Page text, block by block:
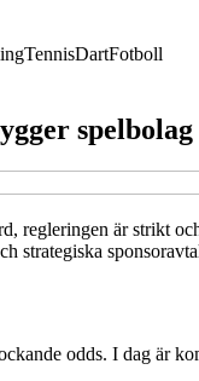
TennisDartFotboll
regleringen är strikt
strategiska
odds. I dag är